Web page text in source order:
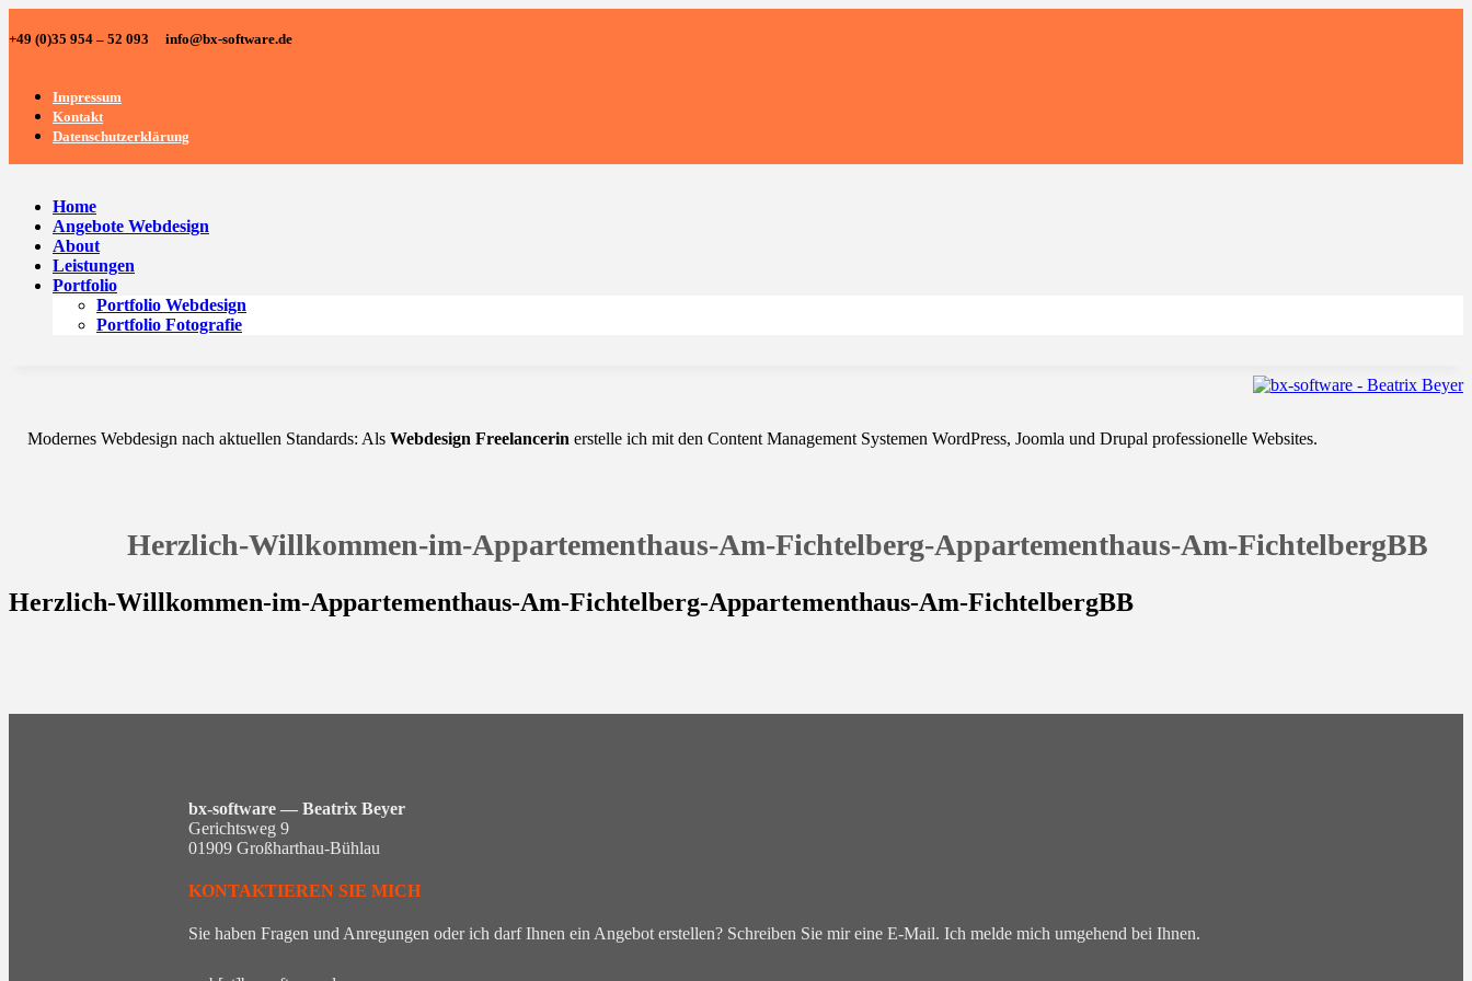
+49 (0)35 954 – 52 093 info@bx-software.de
Impressum
Kontakt
Datenschutzerklärung
Home
Angebote Webdesign
About
Leistungen
Portfolio
Portfolio Webdesign
Portfolio Fotografie
Modernes Webdesign nach aktuellen Standards: Als Webdesign Freelancerin erstelle ich mit den Content Management Systemen WordPress, Joomla und Drupal professionelle Websites.
Herzlich-Willkommen-im-Appartementhaus-Am-Fichtelberg-Appartementhaus-Am-FichtelbergBB
Herzlich-Willkommen-im-Appartementhaus-Am-Fichtelberg-Appartementhaus-Am-FichtelbergBB
bx-software — Beatrix Beyer
Gerichtsweg 9
01909 Großharthau-Bühlau
KONTAKTIEREN SIE MICH
Sie haben Fragen und Anregungen oder ich darf Ihnen ein Angebot erstellen? Schreiben Sie mir eine E-Mail. Ich melde mich umgehend bei Ihnen.